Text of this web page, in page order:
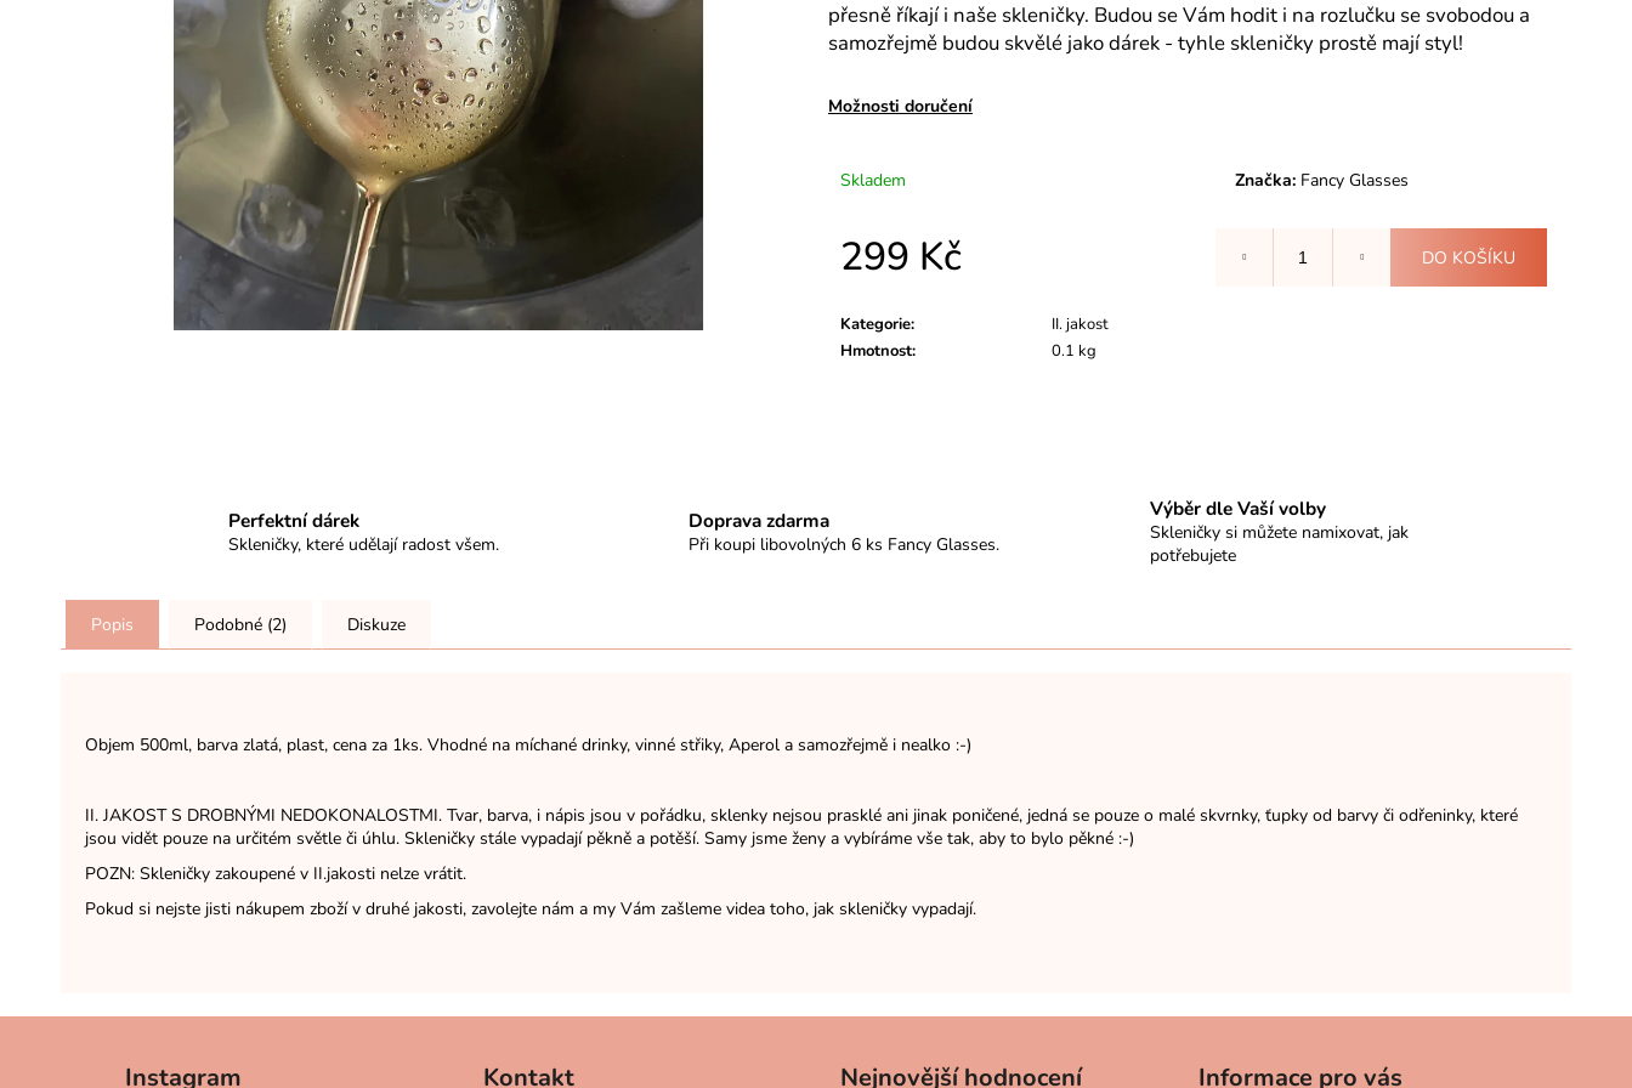
přesně říkají i naše skleničky. Budou se Vám hodit i na rozlučku se svobodou a
samozřejmě budou skvělé jako dárek - tyhle skleničky prostě mají styl!
Možnosti doručení
Skladem Značka: Fancy Glasses
299 Kč DO KOŠÍKU
Kategorie:
II. jakost
Hmotnost: 0.1 kg
Perfektní dárek
Skleničky, které udělají radost všem.
Doprava zdarma
Při koupi libovolných 6 ks Fancy Glasses.
Výběr dle Vaší volby
Skleničky si můžete namixovat, jak
potřebujete
Popis Podobné (2) Diskuze
Objem 500ml, barva zlatá, plast, cena za 1ks. Vhodné na míchané drinky, vinné střiky, Aperol a samozřejmě i nealko :-)
II. JAKOST S DROBNÝMI NEDOKONALOSTMI. Tvar, barva, i nápis jsou v pořádku, sklenky nejsou prasklé ani jinak poničené, jedná se pouze o malé skvrnky, ťupky od barvy či odřeninky, které
jsou vidět pouze na určitém světle či úhlu. Skleničky stále vypadají pěkně a potěší. Samy jsme ženy a vybíráme vše tak, aby to bylo pěkné :-)
POZN: Skleničky zakoupené v II.jakosti nelze vrátit.
Pokud si nejste jisti nákupem zboží v druhé jakosti, zavolejte nám a my Vám zašleme videa toho, jak skleničky vypadají.
NOBODY - II.JAKOST, ZLATÁ SE
STŘÍBRNÝM NÁPISEM
MODRÁ II.JAKOST
369 Kč
SE ZLATÝM NÁPISEM
279 Kč
Instagram Kontakt Nejnovější hodnocení Informace pro vás